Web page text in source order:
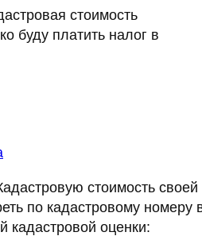
стоимость
буду платить налог в
стоимость
по кадастровому
кадастровой оценки: